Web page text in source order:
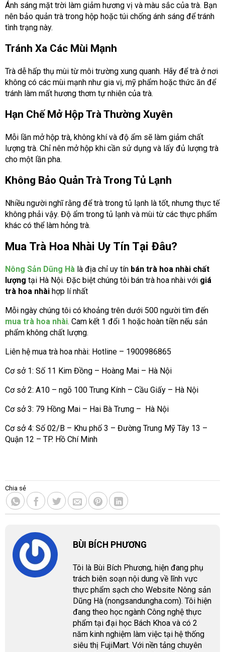
Ánh sáng mặt trời làm giảm hương vị và màu sắc của trà. Bạn
nên bảo quản trà trong hộp hoặc túi chống ánh sáng để tránh
tình trạng này.
Tránh Xa Các Mùi Mạnh
Trà dễ hấp thụ mùi từ môi trường xung quanh. Hãy để trà ở nơi
không có các mùi mạnh như gia vị, mỹ phẩm hoặc thức ăn để
tránh làm mất hương thơm tự nhiên của trà.
Hạn Chế Mở Hộp Trà Thường Xuyên
Mỗi lần mở hộp trà, không khí và độ ẩm sẽ làm giảm chất
lượng trà. Chỉ nên mở hộp khi cần sử dụng và lấy đủ lượng trà
cho một lần pha.
Không Bảo Quản Trà Trong Tủ Lạnh
Nhiều người nghĩ rằng để trà trong tủ lạnh là tốt, nhưng thực tế
không phải vậy. Độ ẩm trong tủ lạnh và mùi từ các thực phẩm
khác có thể làm hỏng trà.
Mua Trà Hoa Nhài Uy Tín Tại Đâu?
Nông Sản Dũng Hà là địa chỉ uy tín bán trà hoa nhài chất
lượng tại Hà Nội. Đặc biệt chúng tôi bán trà hoa nhài với giá
trà hoa nhài hợp lí nhất
Mỗi ngày chúng tôi có khoảng trên dưới 500 người tìm đến
mua trà hoa nhài. Cam kết 1 đổi 1 hoặc hoàn tiền nếu sản
phẩm không chất lượng.
Liên hệ mua trà hoa nhài: Hotline – 1900986865
Cơ sở 1: Số 11 Kim Đồng – Hoàng Mai – Hà Nội
Cơ sở 2: A10 – ngõ 100 Trung Kính – Cầu Giấy – Hà Nội
Cơ sở 3: 79 Hồng Mai – Hai Bà Trưng – Hà Nội
Cơ sở 4: Số 02/B – Khu phố 3 – Đường Trung Mỹ Tây 13 –
Quận 12 – TP. Hồ Chí Minh
Chia sẻ
BÙI BÍCH PHƯƠNG
Tôi là Bùi Bích Phương, hiện đang phụ
trách biên soạn nội dung về lĩnh vực
thực phẩm sạch cho Website Nông sản
Dũng Hà (nongsandungha.com). Tôi hiện
đang theo học ngành Công nghệ thực
phẩm tại đại học Bách Khoa và có 2
năm kinh nghiệm làm việc tại hệ thống
siêu thị FujiMart. Với nền tảng chuyên